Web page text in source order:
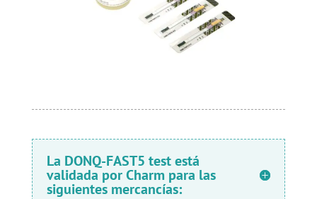
La DONQ-FAST5 test está
validada por Charm para las
siguientes mercancías: